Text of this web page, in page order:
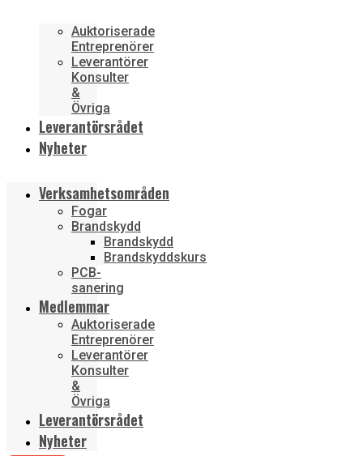
Auktoriserade
Entreprenörer
Leverantörer
Konsulter
&
Övriga
Leverantörsrådet
Nyheter
Verksamhetsområden
Fogar
Brandskydd
Brandskydd
Brandskyddskurs
PCB-
sanering
Medlemmar
Auktoriserade
Entreprenörer
Leverantörer
Konsulter
&
Övriga
Leverantörsrådet
Nyheter